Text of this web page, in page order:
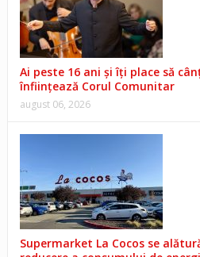
Ai peste 16 ani și îți place să
înființează Corul Comunitar
august 06, 2026
Supermarket La Cocos se